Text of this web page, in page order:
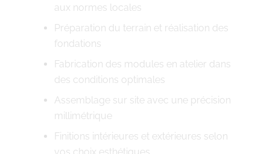
aux normes locales
Préparation du terrain et réalisation des
fondations
Fabrication des modules en atelier dans
des conditions optimales
Assemblage sur site avec une précision
millimétrique
Finitions intérieures et extérieures selon